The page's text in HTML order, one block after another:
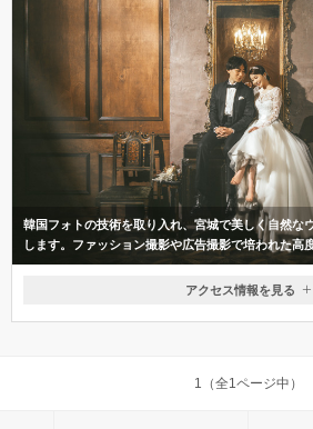
韓国フォトの技術を取り入れ、宮城で美しく自然な
します。ファッション撮影や広告撮影で培われた高
宮城県大崎市古川李埣3-2-2
アクセス情報を見る
1（全1ページ中）